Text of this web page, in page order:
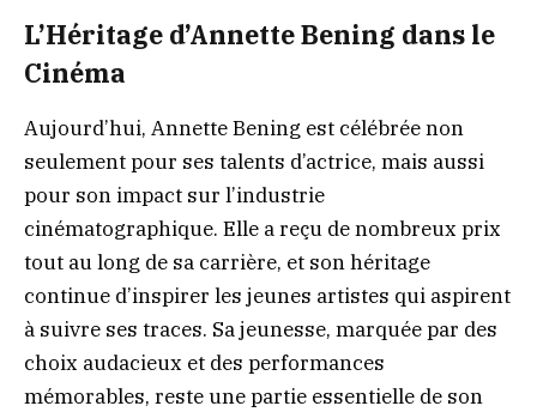
L’Héritage d’Annette Bening dans le
Cinéma
Aujourd’hui, Annette Bening est célébrée non
seulement pour ses talents d’actrice, mais aussi
pour son impact sur l’industrie
cinématographique. Elle a reçu de nombreux prix
tout au long de sa carrière, et son héritage
continue d’inspirer les jeunes artistes qui aspirent
à suivre ses traces. Sa jeunesse, marquée par des
choix audacieux et des performances
mémorables, reste une partie essentielle de son